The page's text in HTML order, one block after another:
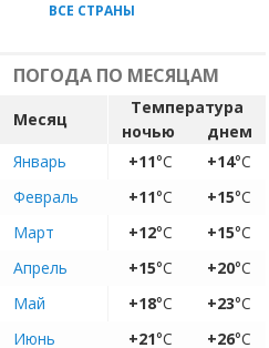
ВСЕ СТРАНЫ
ПОГОДА ПО МЕСЯЦАМ
Месяц
Температура
ночью
днем
Январь
+11°C +14°C
Февраль
+11°C +15°C
Март
+12°C +15°C
Апрель
+15°C +20°C
Май
+18°C +23°C
Июнь
+21°C +26°C